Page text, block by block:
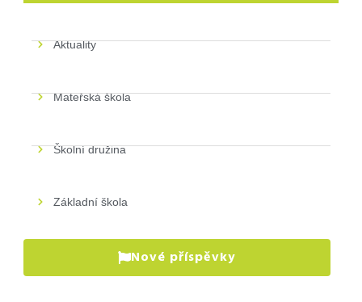
Aktuality
Mateřská škola
Školní družina
Základní škola
Nové příspěvky